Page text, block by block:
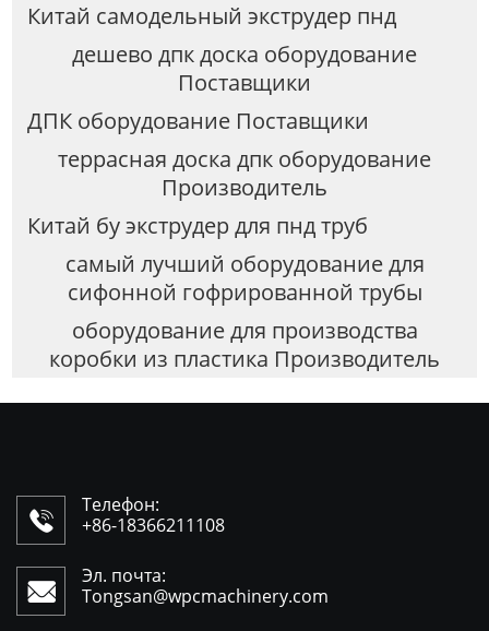
Китай самодельный экструдер пнд
дешево дпк доска оборудование
Поставщики
ДПК оборудование Поставщики
террасная доска дпк оборудование
Производитель
Китай бу экструдер для пнд труб
самый лучший оборудование для
сифонной гофрированной трубы
оборудование для производства
коробки из пластика Производитель

Телефон:
+86-18366211108

Эл. почта:
Tongsan@wpcmachinery.com